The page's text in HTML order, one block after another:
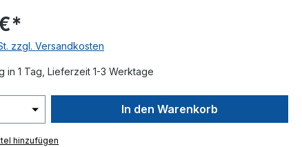
zzgl. Versandkosten
in 1 Tag, Lieferzeit 1-3 Werktage
In den Warenkorb
hinzufügen